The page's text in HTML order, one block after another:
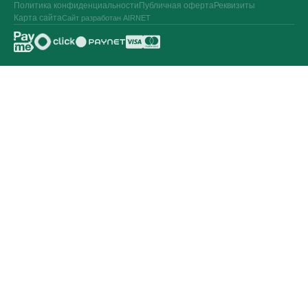
Политика конфиденциальности Публичная офертаРеквизиты
Карта сайтаСайт разработан AIRNET